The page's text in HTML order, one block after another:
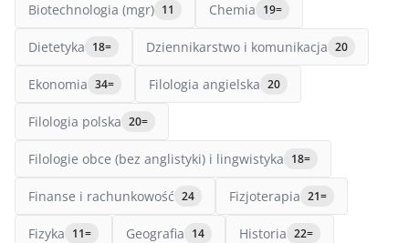
Biotechnologia (mgr) 11 Chemia 19=
Dietetyka 18= Dziennikarstwo i komunikacja 20
Ekonomia 34= Filologia angielska 20
Filologia polska 20=
Filologie obce (bez anglistyki) i lingwistyka 18=
Finanse i rachunkowość 24 Fizjoterapia 21=
Fizyka 11= Geografia 14 Historia 22=